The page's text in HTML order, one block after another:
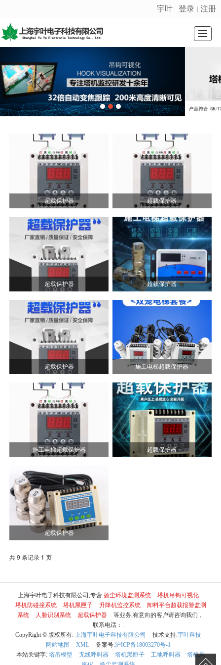
很遗憾，因您的浏览器版本过低导致无法获得最佳浏览体验，推荐下载安装谷歌浏览器！
宇叶 登录 丨 注册
新闻动态
超载保护器 超载保护器
超载保护器 超载保护器
超载保护器 施工电梯超载保护器
施工电梯超载保护器 超载保护器
超载保护器
共 9 条记录 1 页
上海宇叶电子科技有限公司,专营 扬尘环境监测系统
塔机吊钩可视化
塔机防碰撞系统
塔机黑匣子 升降机监控系统
卸料平台超载报警监测
系统
人脸识别系统 超载保护器
等业务,有意向的客户请咨询我们，
联系电话：
CopyRight © 版权所有:
上海宇叶电子科技有限公司 技术支持:宇叶科技
网站地图
XML 备案号:沪ICP备18003270号-1
本站关键字: 塔吊模型 无线呼叫器 塔机黑匣子 工地呼叫器
塔机风